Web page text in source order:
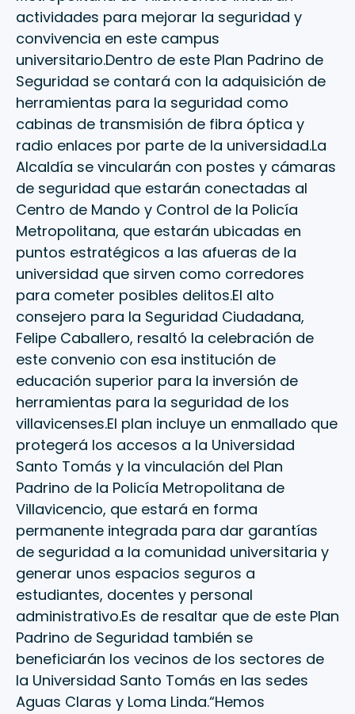
actividades para mejorar la seguridad y
convivencia en este campus
universitario.Dentro de este Plan Padrino de
Seguridad se contará con la adquisición de
herramientas para la seguridad como
cabinas de transmisión de fibra óptica y
radio enlaces por parte de la universidad.La
Alcaldía se vincularán con postes y cámaras
de seguridad que estarán conectadas al
Centro de Mando y Control de la Policía
Metropolitana, que estarán ubicadas en
puntos estratégicos a las afueras de la
universidad que sirven como corredores
para cometer posibles delitos.El alto
consejero para la Seguridad Ciudadana,
Felipe Caballero, resaltó la celebración de
este convenio con esa institución de
educación superior para la inversión de
herramientas para la seguridad de los
villavicenses.El plan incluye un enmallado que
protegerá los accesos a la Universidad
Santo Tomás y la vinculación del Plan
Padrino de la Policía Metropolitana de
Villavicencio, que estará en forma
permanente integrada para dar garantías
de seguridad a la comunidad universitaria y
generar unos espacios seguros a
estudiantes, docentes y personal
administrativo.Es de resaltar que de este Plan
Padrino de Seguridad también se
beneficiarán los vecinos de los sectores de
la Universidad Santo Tomás en las sedes
Aguas Claras y Loma Linda.“Hemos